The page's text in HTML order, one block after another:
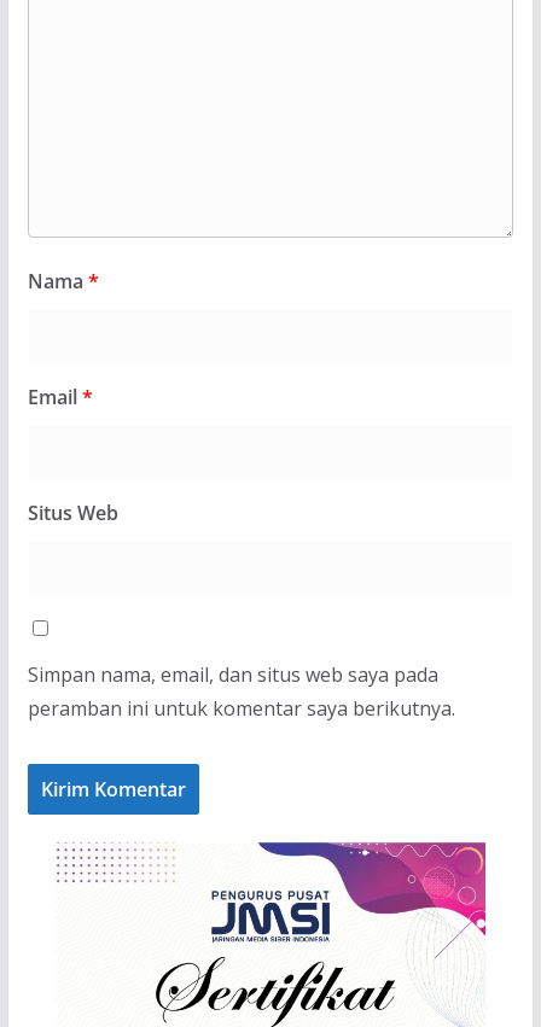
Nama *
Email*
Situs Web
Simpan nama, email, dan situs web saya pada
peramban ini untuk komentar saya berikutnya.